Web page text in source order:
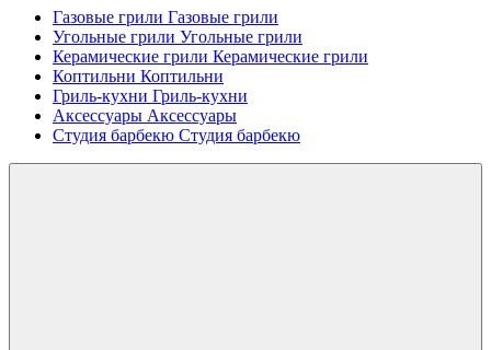
Газовые грили Газовые грили
Угольные грили Угольные грили
Керамические грили Керамические грили
Коптильни Коптильни
Гриль-кухни Гриль-кухни
Аксессуары Аксессуары
Студия барбекю Студия барбекю